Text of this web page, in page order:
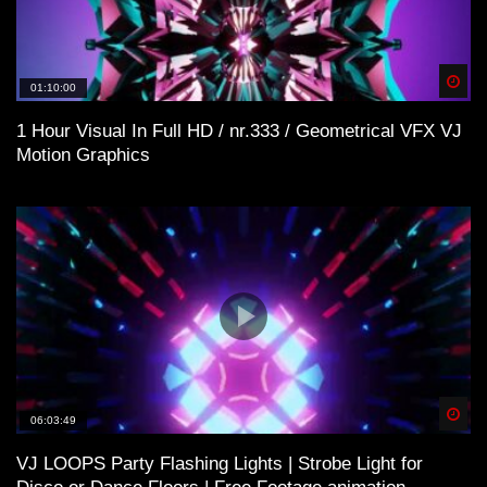
01:10:00
1 Hour Visual In Full HD / nr.333 / Geometrical VFX VJ
Motion Graphics
06:03:49
VJ LOOPS Party Flashing Lights | Strobe Light for